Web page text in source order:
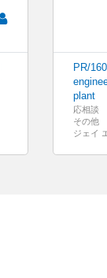
PR/
plant
応相談
その他